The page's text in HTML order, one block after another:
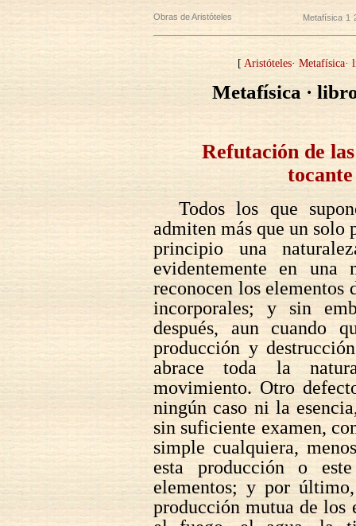
Obras de Aristóteles Metafísica 1
[ Aristóteles· Metafísica·
Metafísica ·
Refutación de
Todos los que
admiten más que un solo
principio una
evidentemente en una
reconocen los elementos
incorporales; y sin
después, aun cuando
producción y
abrace toda la
movimiento. Otro
ningún caso ni la
sin suficiente examen,
simple cualquiera,
esta producción o
elementos; y por
producción mutua de los